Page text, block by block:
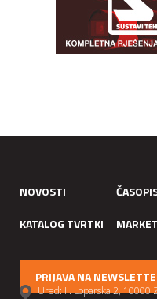
NOVOSTI
KATALOG TVRTKI
PRIJAVA NA
Ured: II. Loparska 2, 10000